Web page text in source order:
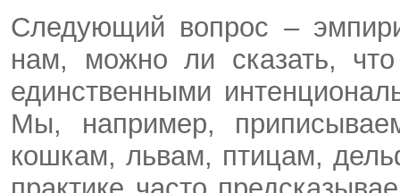
Следующий вопрос –
нам, можно ли сказать,
единственными
Мы, например,
кошкам, львам, птицам,